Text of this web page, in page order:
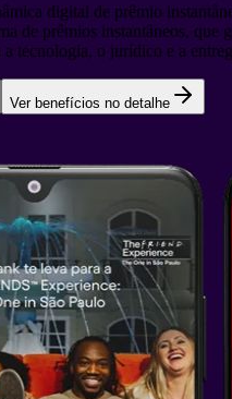
digital de prêmio
de prêmios instantâneos,
tecnologia, o jurídico e a
Ver benefícios no detalhe